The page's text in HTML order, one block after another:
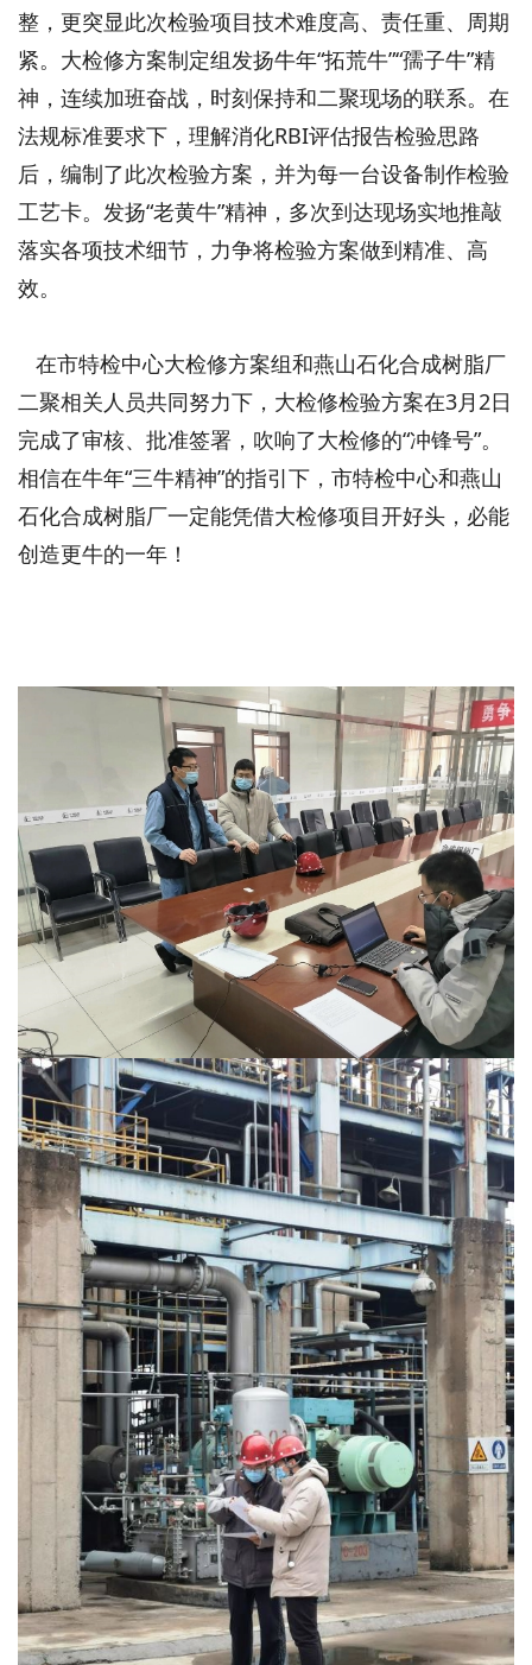
整，更突显此次检验项目技术难度高、责任重、周期
紧。大检修方案制定组发扬牛年“拓荒牛”“孺子牛”精
神，连续加班奋战，时刻保持和二聚现场的联系。在
法规标准要求下，理解消化RBI评估报告检验思路
后，编制了此次检验方案，并为每一台设备制作检验
工艺卡。发扬“老黄牛”精神，多次到达现场实地推敲
落实各项技术细节，力争将检验方案做到精准、高
效。
在市特检中心大检修方案组和燕山石化合成树脂厂
二聚相关人员共同努力下，大检修检验方案在3月2日
完成了审核、批准签署，吹响了大检修的“冲锋号”。
相信在牛年“三牛精神”的指引下，市特检中心和燕山
石化合成树脂厂一定能凭借大检修项目开好头，必能
创造更牛的一年！